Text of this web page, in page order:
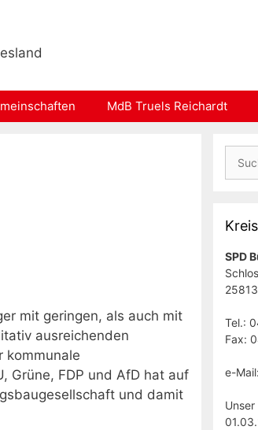
MdB Truels Reichardt
mit geringen, als auch mit
ausreichenden
kommunale
Grüne, FDP und AfD hat auf
und damit
nach:
SPD
Tel.:
Fax:
e-Mail: